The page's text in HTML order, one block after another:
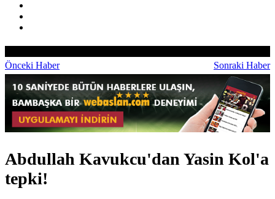
Önceki Haber Sonraki Haber
Abdullah Kavukcu'dan Yasin Kol'a
tepki!